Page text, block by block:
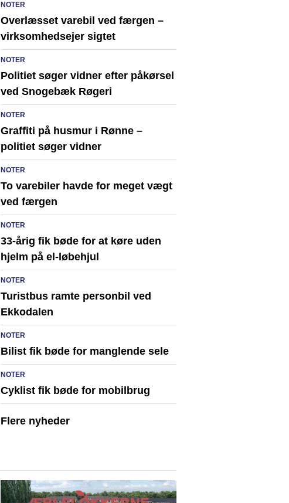
NOTER
Overlæsset varebil ved færgen –
virksomhedsejer sigtet
NOTER
Politiet søger vidner efter påkørsel
ved Snogebæk Røgeri
NOTER
Graffiti på husmur i Rønne –
politiet søger vidner
NOTER
To varebiler havde for meget vægt
ved færgen
NOTER
33-årig fik bøde for at køre uden
hjelm på el-løbehjul
NOTER
Turistbus ramte personbil ved
Ekkodalen
NOTER
Bilist fik bøde for manglende sele
NOTER
Cyklist fik bøde for mobilbrug
Flere nyheder